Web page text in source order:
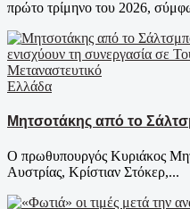
πρώτο τρίμηνο του 2026,
Ελλάδα
Μητσοτάκης από το
Ο πρωθυπουργός Κυριάκος
Αυστρίας, Κρίστιαν Στόκερ,...